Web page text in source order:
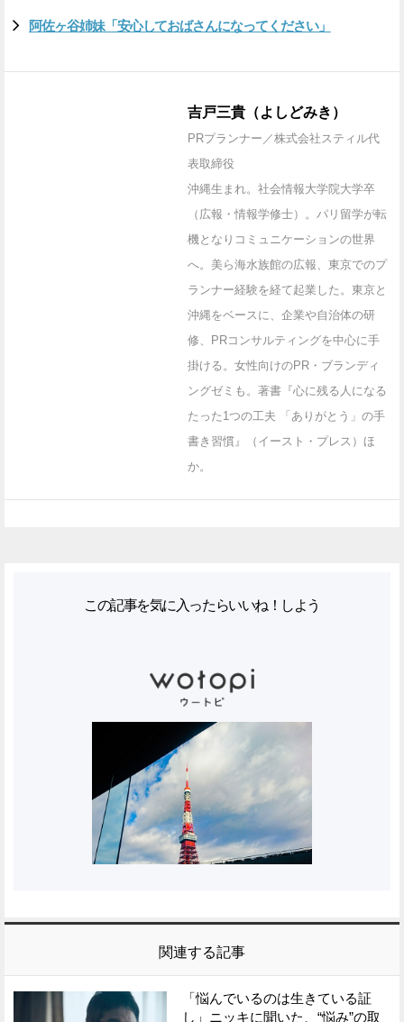
阿佐ヶ谷姉妹「安心しておばさんになってください」
吉戸三貴（よしどみき）
PRプランナー／株式会社スティル代
表取締役
沖縄生まれ。社会情報大学院大学卒
（広報・情報学修士）。パリ留学が転
機となりコミュニケーションの世界
へ。美ら海水族館の広報、東京でのプ
ランナー経験を経て起業した。東京と
沖縄をベースに、企業や自治体の研
修、PRコンサルティングを中心に手
掛ける。女性向けのPR・ブランディ
ングゼミも。著書『心に残る人になる
たった1つの工夫 「ありがとう」の手
書き習慣』（イースト・プレス）ほ
か。
この記事を気に入ったらいいね！しよう
関連する記事
「悩んでいるのは生きている証
し」ニッキに聞いた、“悩み”の取